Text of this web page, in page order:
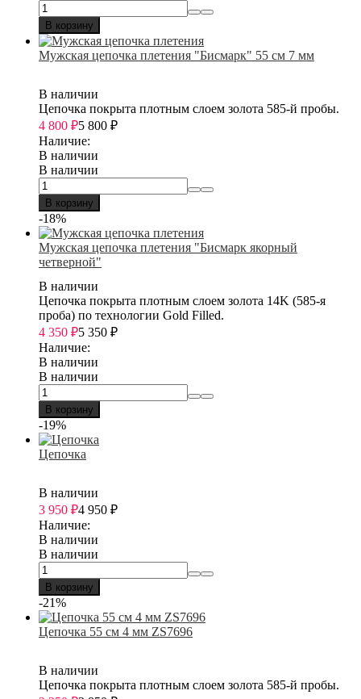
В корзину
Мужская цепочка плетения "Бисмарк" 55 см 7 мм
В наличии
Цепочка покрыта плотным слоем золота 585-й пробы.
4 800 ₽5 800 ₽
Наличие:
В наличии
В наличии
В корзину
-18%
Мужская цепочка плетения "Бисмарк якорный
четверной"
В наличии
Цепочка покрыта плотным слоем золота 14K (585-я
проба) по технологии Gold Filled.
4 350 ₽5 350 ₽
Наличие:
В наличии
В наличии
В корзину
-19%
Цепочка
В наличии
3 950 ₽4 950 ₽
Наличие:
В наличии
В наличии
В корзину
-21%
Цепочка 55 см 4 мм ZS7696
В наличии
Цепочка покрыта плотным слоем золота 585-й пробы.